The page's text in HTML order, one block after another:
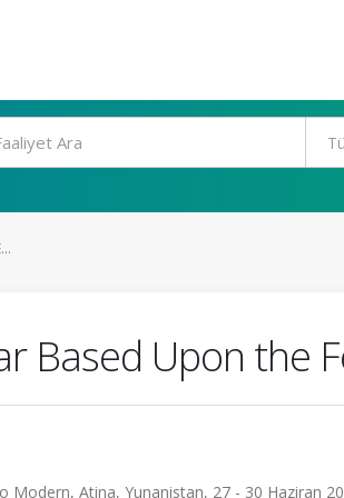
Based Upon the
Atina, Yunanistan, 27 - 30 Haziran